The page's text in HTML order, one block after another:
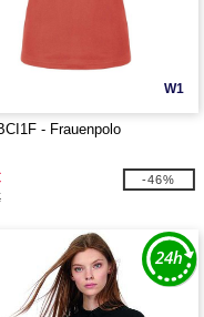
W1
- Frauenpolo
-46%